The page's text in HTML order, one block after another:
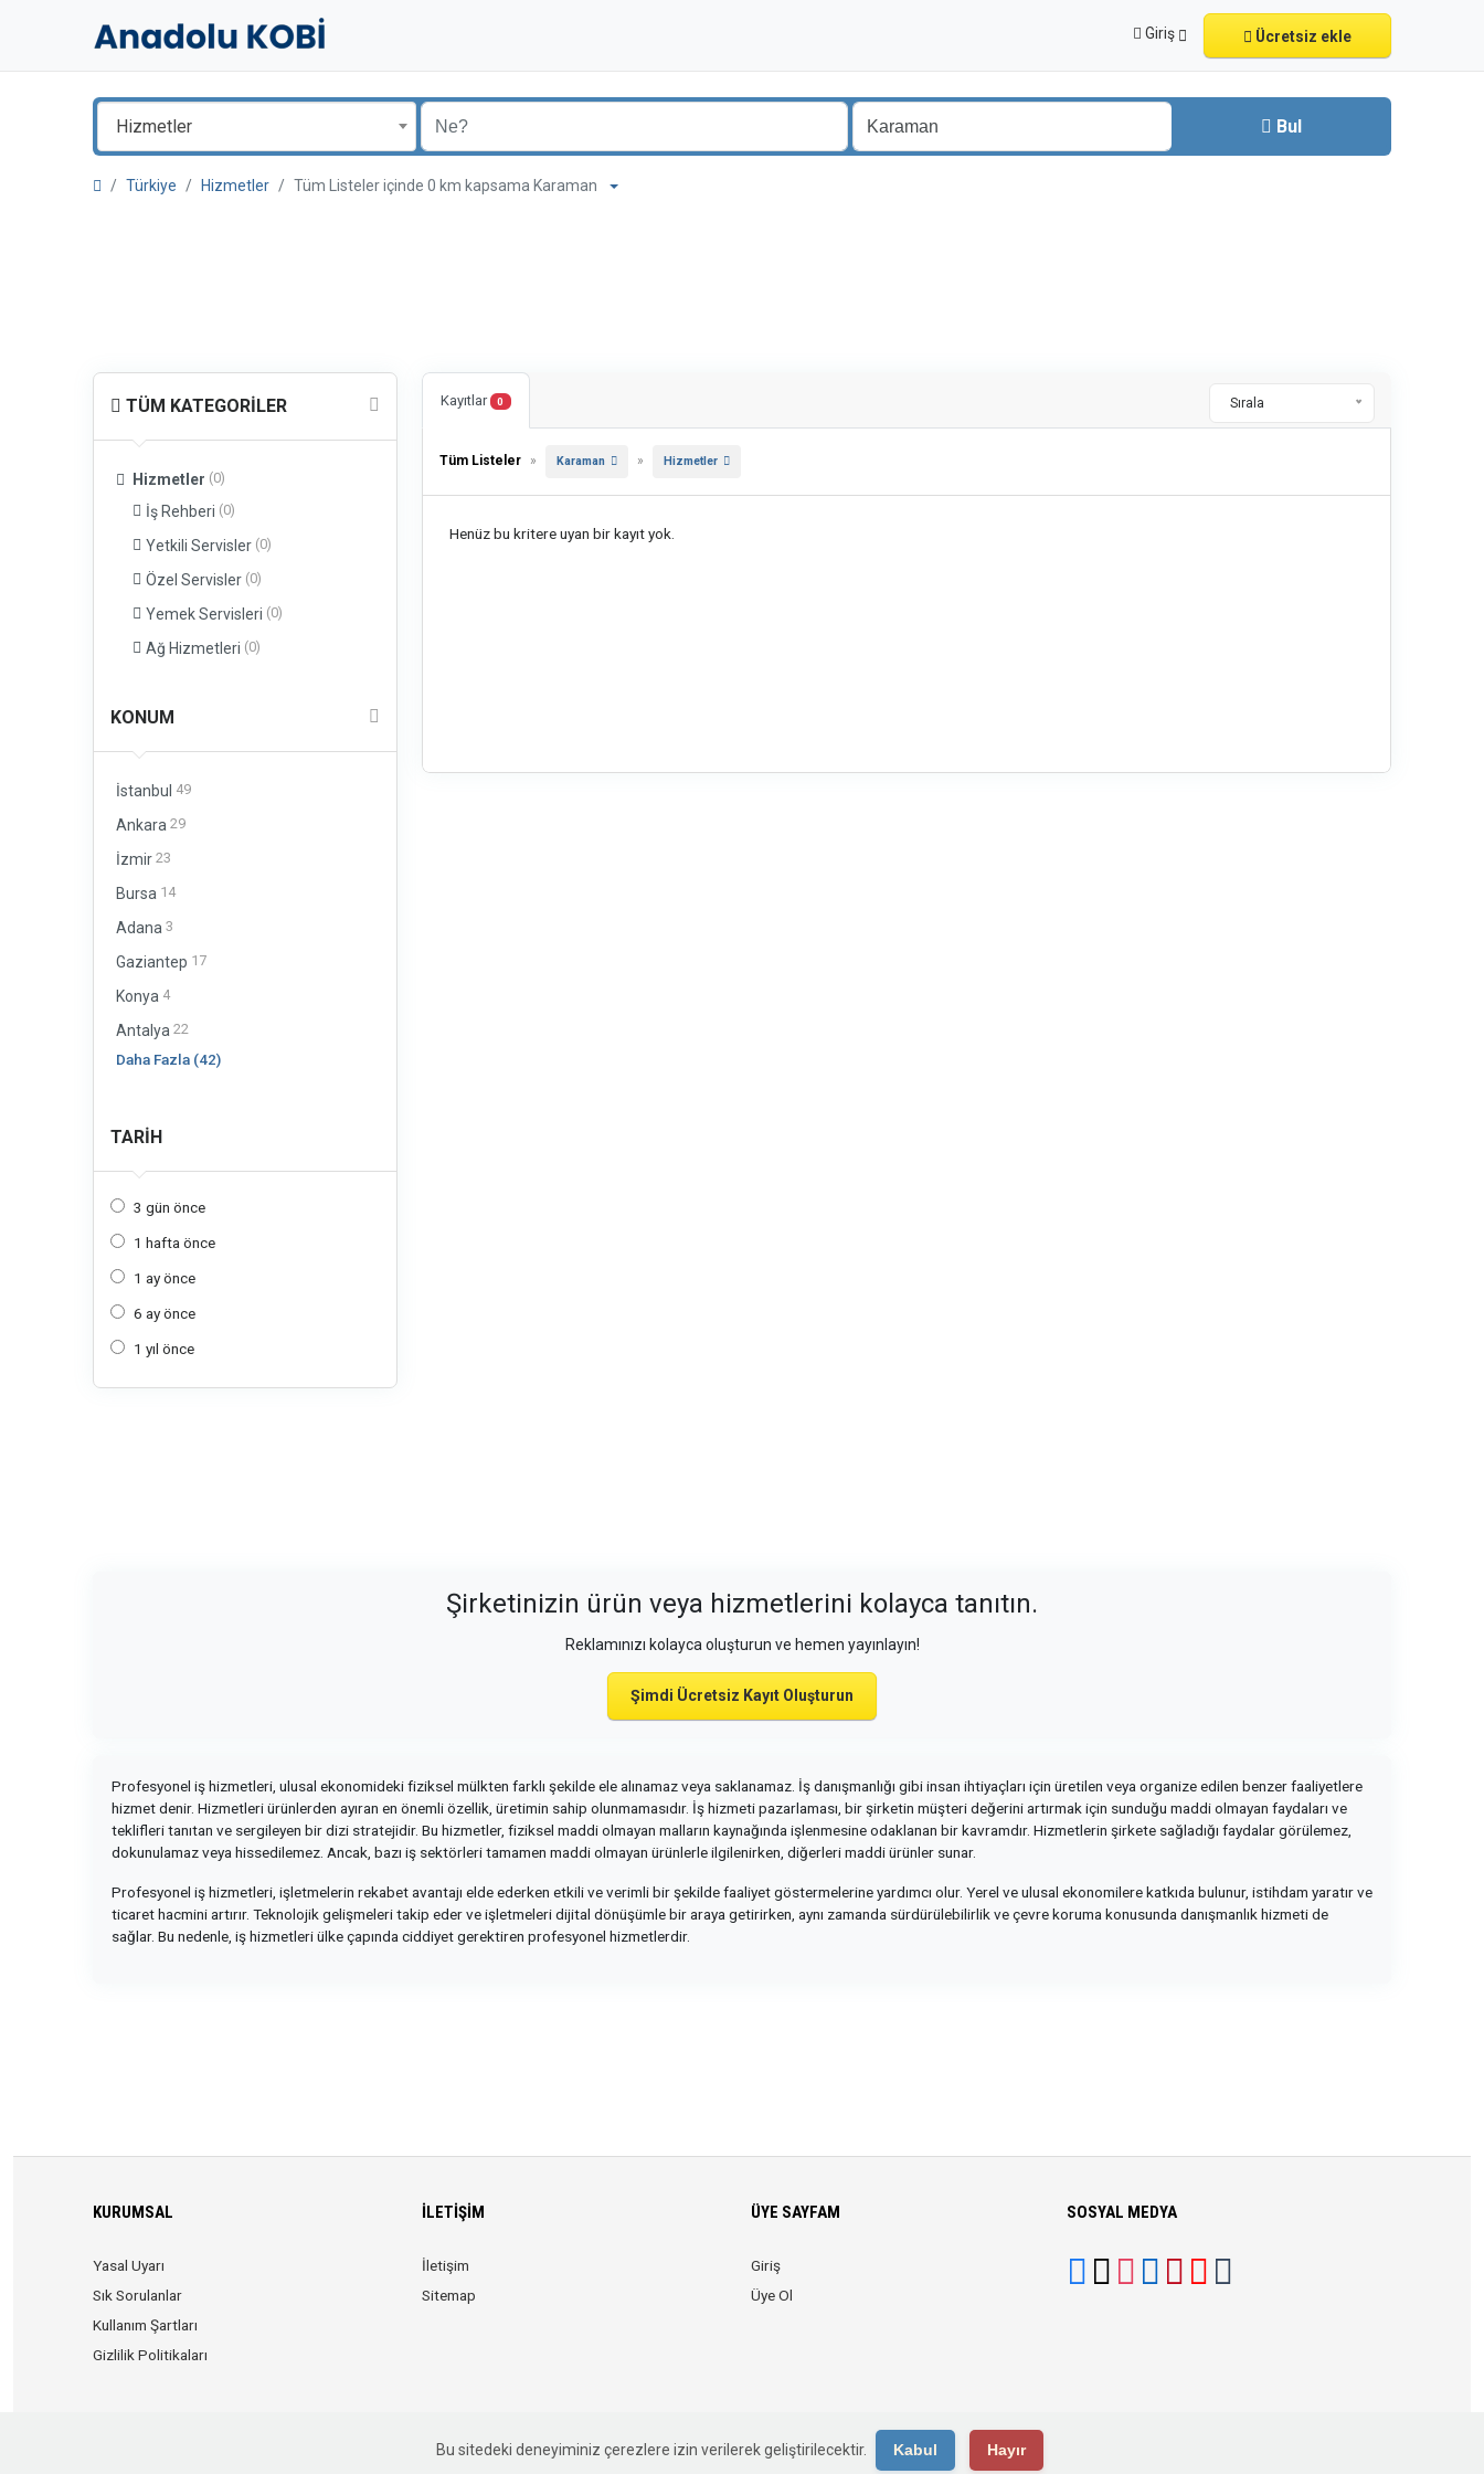
Giriş Ücretsiz ekle
Hizmetler Bul
Türkiye Hizmetler Tüm Listeler içinde 0 km kapsama Karaman
TÜM KATEGORILER
Hizmetler (0)
İş Rehberi (0)
Yetkili Servisler (0)
Özel Servisler (0)
Yemek Servisleri (0)
Ağ Hizmetleri (0)
KONUM
İstanbul 49
Ankara 29
İzmir 23
Bursa 14
Adana 3
Gaziantep 17
Konya 4
Antalya 22
Daha Fazla (42)
TARIH
3 gün önce
1 hafta önce
1 ay önce
6 ay önce
1 yıl önce
Kayıtlar 0 Sırala
Tüm Listeler » Karaman » Hizmetler
Henüz bu kritere uyan bir kayıt yok.
Şirketinizin ürün veya hizmetlerini kolayca tanıtın.
Reklamınızı kolayca oluşturun ve hemen yayınlayın!
Şimdi Ücretsiz Kayıt Oluşturun
Profesyonel iş hizmetleri, ulusal ekonomideki fiziksel mülkten farklı şekilde ele alınamaz veya saklanamaz. İş danışmanlığı gibi insan ihtiyaçları için üretilen veya organize edilen benzer faaliyetlere
hizmet denir. Hizmetleri ürünlerden ayıran en önemli özellik, üretimin sahip olunmamasıdır. İş hizmeti pazarlaması, bir şirketin müşteri değerini artırmak için sunduğu maddi olmayan faydaları ve
teklifleri tanıtan ve sergileyen bir dizi stratejidir. Bu hizmetler, fiziksel maddi olmayan malların kaynağında işlenmesine odaklanan bir kavramdır. Hizmetlerin şirkete sağladığı faydalar görülemez,
dokunulamaz veya hissedilemez. Ancak, bazı iş sektörleri tamamen maddi olmayan ürünlerle ilgilenirken, diğerleri maddi ürünler sunar.
Profesyonel iş hizmetleri, işletmelerin rekabet avantajı elde ederken etkili ve verimli bir şekilde faaliyet göstermelerine yardımcı olur. Yerel ve ulusal ekonomilere katkıda bulunur, istihdam yaratır ve
ticaret hacmini artırır. Teknolojik gelişmeleri takip eder ve işletmeleri dijital dönüşümle bir araya getirirken, aynı zamanda sürdürülebilirlik ve çevre koruma konusunda danışmanlık hizmeti de
sağlar. Bu nedenle, iş hizmetleri ülke çapında ciddiyet gerektiren profesyonel hizmetlerdir.
KURUMSAL
Yasal Uyarı
Sık Sorulanlar
Kullanım Şartları
Gizlilik Politikaları
İLETIŞIM
İletişim
Sitemap
ÜYE SAYFAM
Giriş
Üye Ol
SOSYAL MEDYA
Bu sitedeki deneyiminiz çerezlere izin verilerek geliştirilecektir. Kabul Hayır